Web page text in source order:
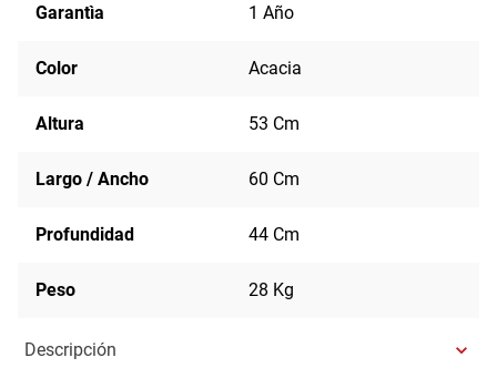
Garantìa 1 Año
Color Acacia
Altura 53 Cm
Largo / Ancho 60 Cm
Profundidad 44 Cm
Peso 28 Kg
Descripción